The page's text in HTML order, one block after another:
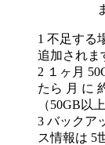
1 不足する
追加されま
2 １ヶ月
たら 月 に
（50GB以
3 バックア
ス情報は 5